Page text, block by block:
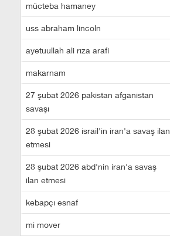
mücteba hamaney
uss abraham lincoln
ayetuullah ali rıza arafi
makarnam
27 şubat 2026 pakistan afganistan
savaşı
28 şubat 2026 israil'in iran'a savaş ilan
etmesi
28 şubat 2026 abd'nin iran'a savaş
ilan etmesi
kebapçı esnaf
mi mover